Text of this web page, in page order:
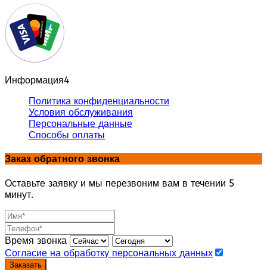
Информация4
Политика конфиденциальности
Условия обслуживания
Персональные данные
Способы оплаты
Заказ обратного звонка
Оставьте заявку и мы перезвоним вам в течении 5
минут.
Время звонка
Согласие на обработку персональных данных
Заказать